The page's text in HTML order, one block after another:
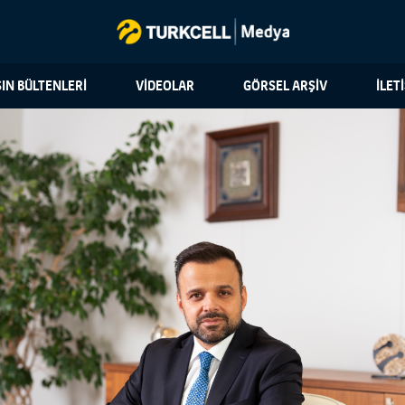
BÜLTENLERİ VİDEOLAR GÖRSEL ARŞİV